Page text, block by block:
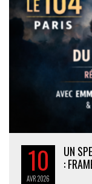
10
AVR2026
UN
: